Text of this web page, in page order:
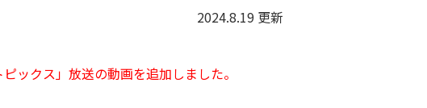
2024.8.19 更新
ックス」放送の動画を追加しました。